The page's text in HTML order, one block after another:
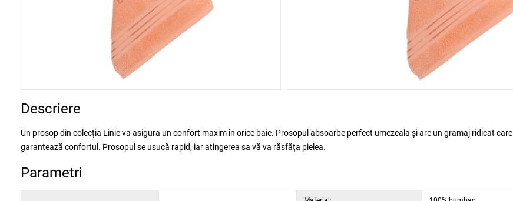
Descriere
Un prosop din colecția Linie va asigura un confort maxim în orice baie. Prosopul absoarbe perfect umezeala și are un gramaj ridicat care
garantează confortul. Prosopul se usucă rapid, iar atingerea sa vă va răsfăța pielea.
Parametri